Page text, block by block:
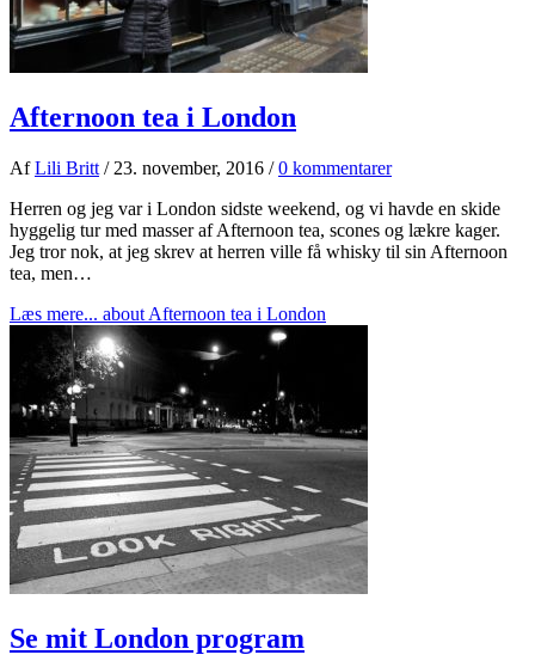
Afternoon tea i London
AfLili Britt / 23. november, 2016 / 0 kommentarer
Herren og jeg var i London sidste weekend, og vi havde en skide
hyggelig tur med masser af Afternoon tea, scones og lækre kager.
Jeg tror nok, at jeg skrev at herren ville få whisky til sin Afternoon
tea, men…
Læs mere... about Afternoon tea i London
Se mit London program